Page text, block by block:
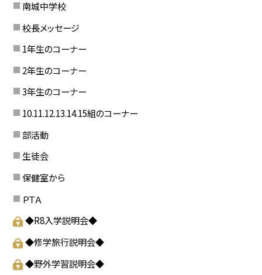
南城中学校
校長メッセージ
1年生のコーナー
2年生のコーナー
3年生のコーナー
10.11.12.13.14.15組のコーナー
部活動
生徒会
保健室から
ＰＴＡ
◆R8入学説明会◆
◆修学旅行説明会◆
◆野外学習説明会◆